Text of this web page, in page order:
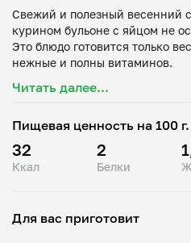
Свежий и полезный весенний
курином бульоне с яйцом не
Это блюдо готовится только
Читать далее...
Пищевая ценность на 100 г.
32
Ккал
2
Белки
Для вас приготовит